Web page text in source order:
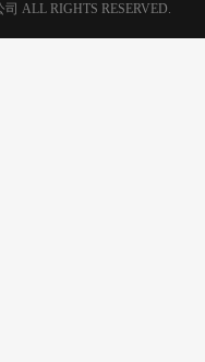
ALL RIGHTS RESERVED.